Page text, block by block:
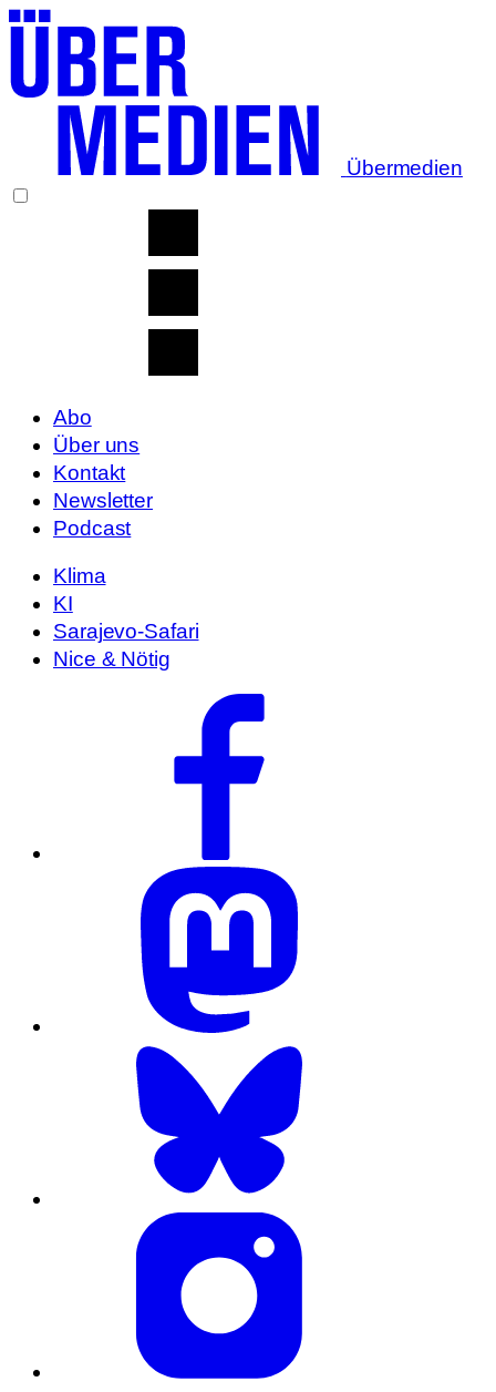
Übermedien
Abo
Über uns
Kontakt
Newsletter
Podcast
Klima
KI
Sarajevo-Safari
Nice & Nötig